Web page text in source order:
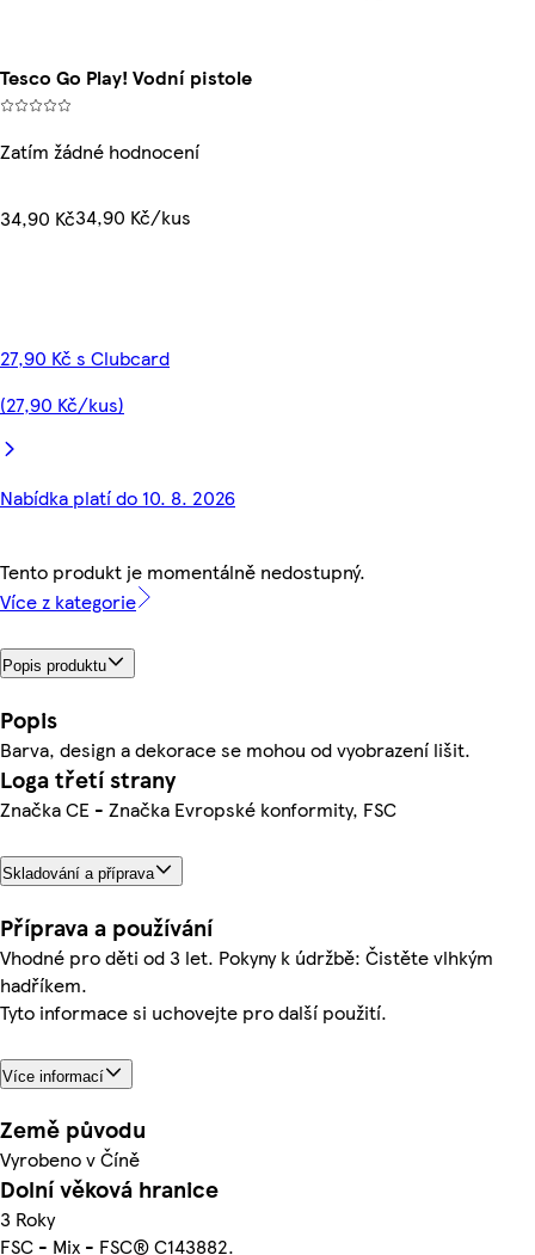
Tesco Go Play! Vodní pistole
Zatím žádné hodnocení
34,90 Kč34,90 Kč/kus
27,90 Kč s Clubcard
(27,90 Kč/kus)
Nabídka platí do 10. 8. 2026
Tento produkt je momentálně nedostupný.
Více z kategorie
Popis produktu
Popis
Barva, design a dekorace se mohou od vyobrazení lišit.
Loga třetí strany
Značka CE - Značka Evropské konformity, FSC
Skladování a příprava
Příprava a používání
Vhodné pro děti od 3 let. Pokyny k údržbě: Čistěte vlhkým
hadříkem.
Tyto informace si uchovejte pro další použití.
Více informací
Země původu
Vyrobeno v Číně
Dolní věková hranice
3 Roky
FSC - Mix - FSC® C143882.